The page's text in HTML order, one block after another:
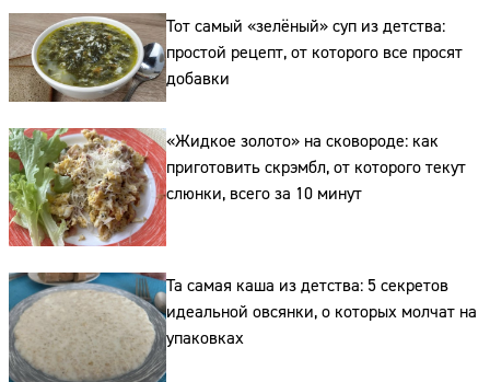
Тот самый «зелёный» суп из детства:
простой рецепт, от которого все просят
добавки
«Жидкое золото» на сковороде: как
приготовить скрэмбл, от которого текут
слюнки, всего за 10 минут
Та самая каша из детства: 5 секретов
идеальной овсянки, о которых молчат на
упаковках
Телефон: